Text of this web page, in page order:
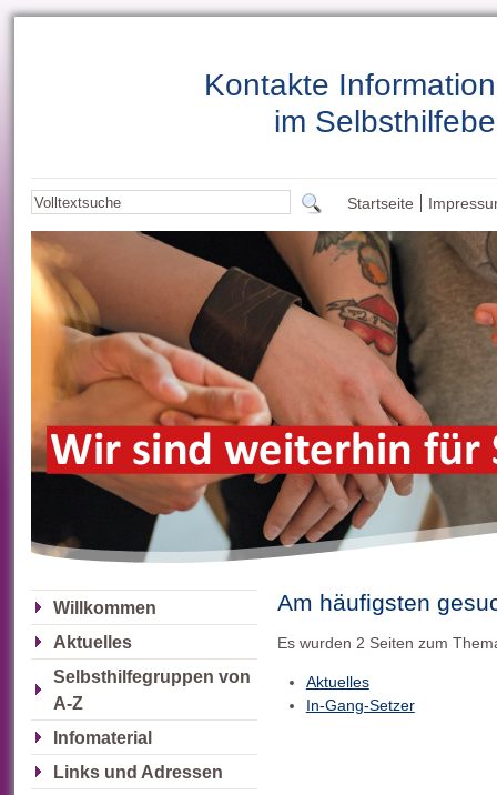
Kontakte
im
Startseite
Willkommen
Aktuelles
Selbsthilfegruppen von
A-Z
Infomaterial
Links und Adressen
Am häufigsten
Es wurden 2 Seiten zum
Aktuelles
In-Gang-Setzer